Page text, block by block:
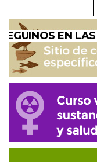
SEGUINOS EN